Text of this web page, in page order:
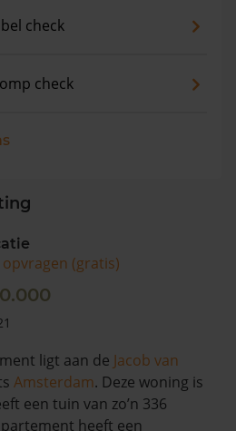
check
check
(gratis)
ligt aan de Jacob van
Amsterdam. Deze woning is
een tuin van zo’n 336
heeft een